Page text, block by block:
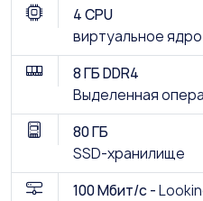
4 CPU
виртуальное ядро
8 ГБ DDR4
Выделенная
80 ГБ
SSD-хранилище
100 Мбит/с -